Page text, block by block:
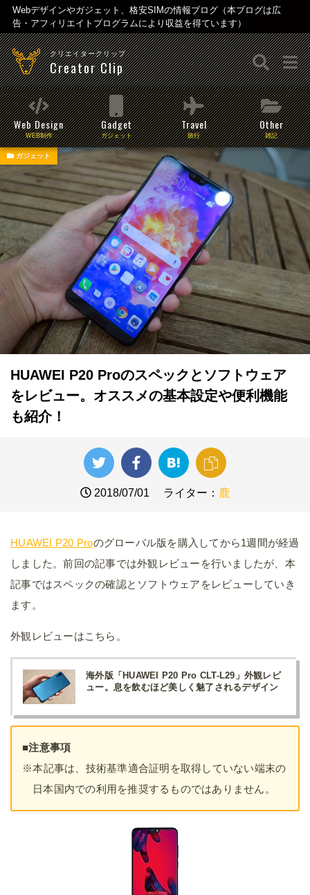
Webデザインやガジェット、格安SIMの情報ブログ（本ブログは広
告・アフィリエイトプログラムにより収益を得ています）
クリエイタークリップ
Creator Clip
Web Design
WEB制作
Gadget
ガジェット
Travel
旅行
Other
雑記
ガジェット
HUAWEI P20 Proのスペックとソフトウェア
をレビュー。オススメの基本設定や便利機能
も紹介！
2018/07/01 ライター： 鹿
HUAWEI P20 Proのグローバル版を購入してから1週間が経過
しました。前回の記事では外観レビューを行いましたが、本
記事ではスペックの確認とソフトウェアをレビューしていき
ます。
外観レビューはこちら。
海外版「HUAWEI P20 Pro CLT-L29」外観レビ
ュー。息を飲むほど美しく魅了されるデザイン
■注意事項
※本記事は、技術基準適合証明を取得していない端末の
日本国内での利用を推奨するものではありません。